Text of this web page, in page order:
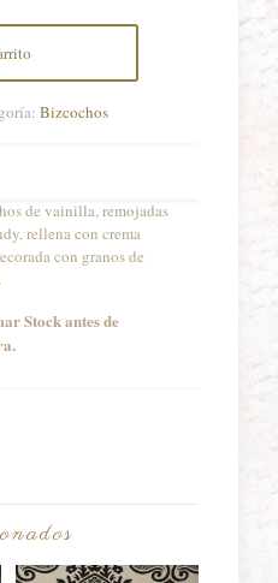
Bizcochos
de vainilla, remojadas
rellena con crema
con granos de
Stock antes de